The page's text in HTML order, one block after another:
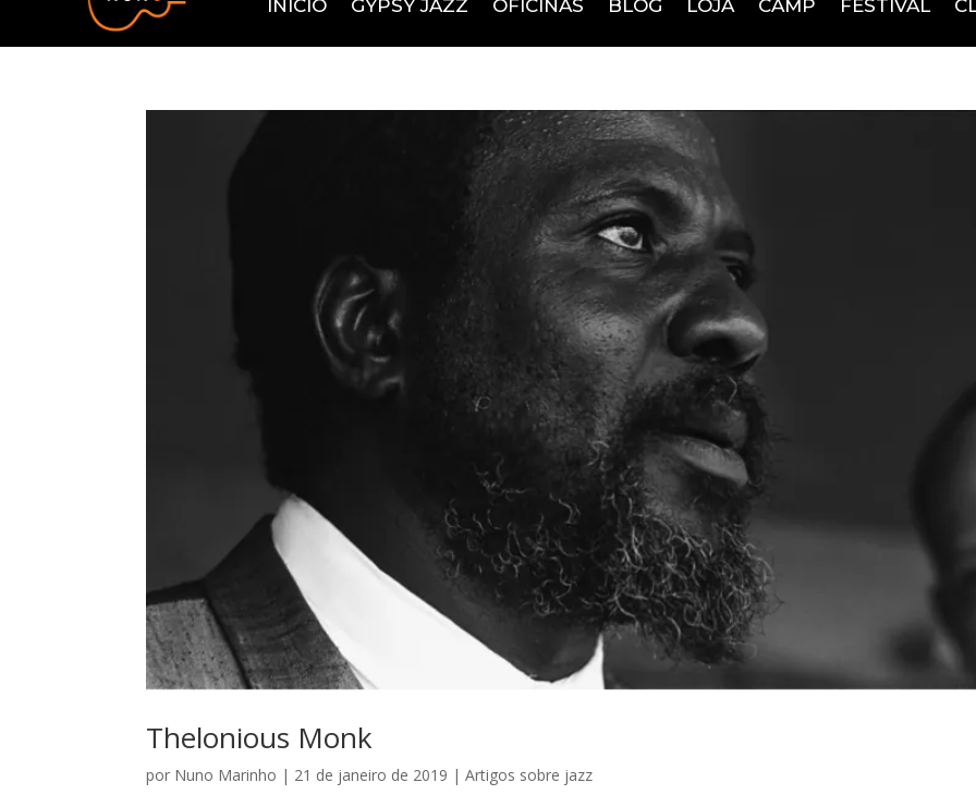
+351 963 504 545 (chamada da rede móvel nacional) nunomarinhomusic@gmail.com
INÍCIO GYPSY JAZZ OFICINAS BLOG LOJA CAMP FESTIVAL
Thelonious Monk
por Nuno Marinho | 21 de janeiro de 2019 |Artigos sobre jazz